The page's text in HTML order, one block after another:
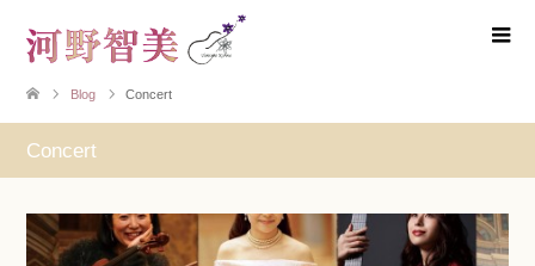
Blog Concert
Concert